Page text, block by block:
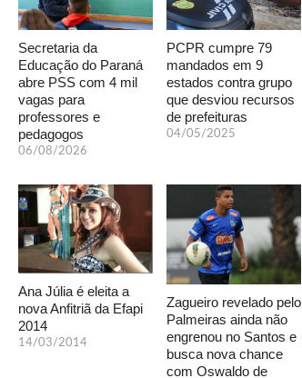
Secretaria da
Educação do Paraná
abre PSS com 4 mil
vagas para
professores e
pedagogos
06/08/2026
PCPR cumpre 79
mandados em 9
estados contra grupo
que desviou recursos
de prefeituras
04/05/2025
Ana Júlia é eleita a
nova Anfitriã da Efapi
2014
14/03/2014
Zagueiro revelado pelo
Palmeiras ainda não
engrenou no Santos e
busca nova chance
com Oswaldo de